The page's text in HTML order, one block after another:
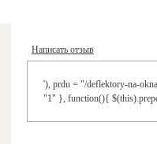
Написать отзыв
'), prdu = "/deflektory-na-
"1" }, function(){